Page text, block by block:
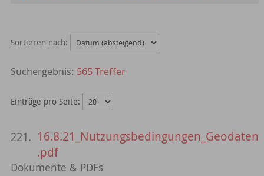
Sortieren nach:
565 Treffer
Einträge pro Seite:
221. 16.8.21_Nutzungsbedingungen_Geodaten
.pdf
Dokumente & PDFs